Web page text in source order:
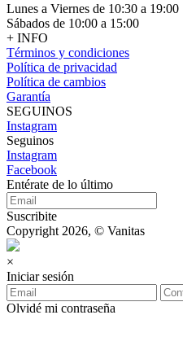
Lunes a Viernes de 10:30 a 19:00
Sábados de 10:00 a 15:00
+ INFO
Términos y condiciones
Política de privacidad
Política de cambios
Garantía
SEGUINOS
Instagram
Seguinos
Instagram
Facebook
Entérate de lo último
Suscribite
Copyright 2026, © Vanitas
×
Iniciar sesión
Olvidé mi contraseña